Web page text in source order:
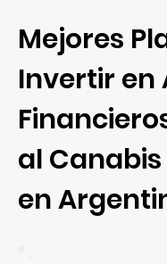
Mejores
Invertir en
al
en